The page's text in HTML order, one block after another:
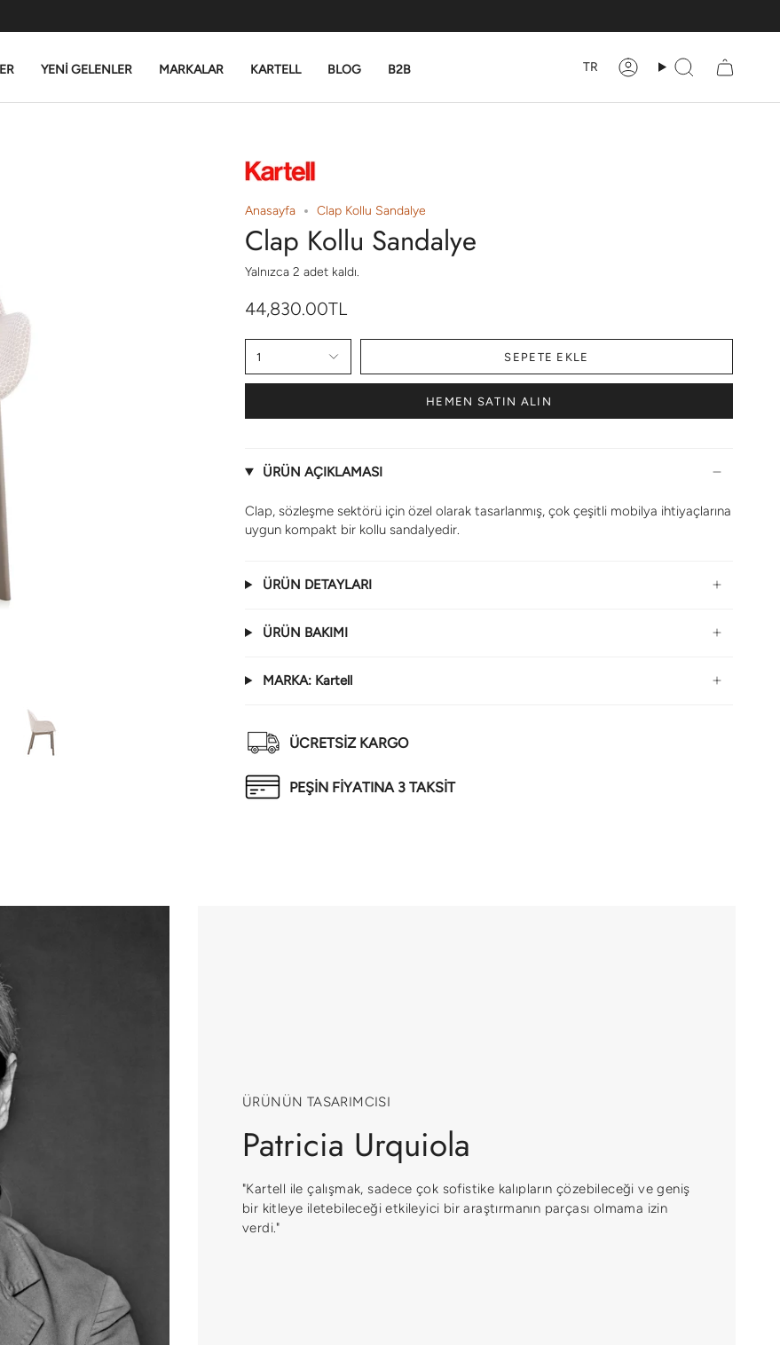
YENİ GELENLER MARKALAR KARTELL BLOG B2B TR HesabımAra
Anasayfa Clap Kollu Sandalye
Clap Kollu Sandalye
Yalnızca 2 adet kaldı.
44,830.00TL
1 SEPETE EKLE
HEMEN SATIN ALIN
ÜRÜN AÇIKLAMASI
Clap, sözleşme sektörü için özel olarak tasarlanmış, çok çeşitli mobilya ihtiyaçlarına
uygun kompakt bir kollu sandalyedir.
ÜRÜN DETAYLARI
ÜRÜN BAKIMI
MARKA: Kartell
ÜCRETSİZ KARGO
PEŞİN FİYATINA 3 TAKSİT
ÜRÜNÜN TASARIMCISI
Patricia Urquiola
"Kartell ile çalışmak, sadece çok sofistike kalıpların çözebileceği ve geniş
bir kitleye iletebileceği etkileyici bir araştırmanın parçası olmama izin
verdi."